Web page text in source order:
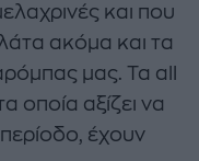
και που
ακόμα και τα
μας. Τα all
οποία αξίζει να
έχουν